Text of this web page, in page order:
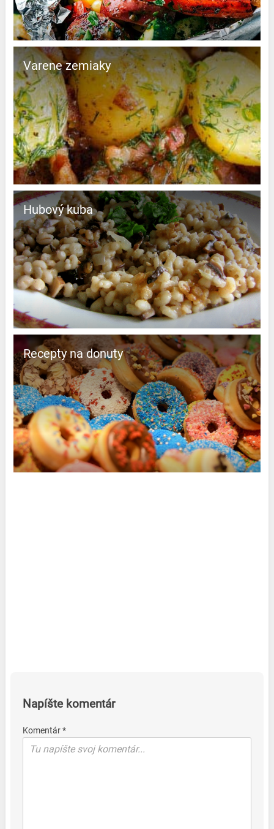
Varene zemiaky
Hubový kuba
Recepty na donuty
Napíšte komentár
Komentár *